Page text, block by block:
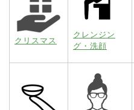
クリスマス
クレンジン
グ・洗顔